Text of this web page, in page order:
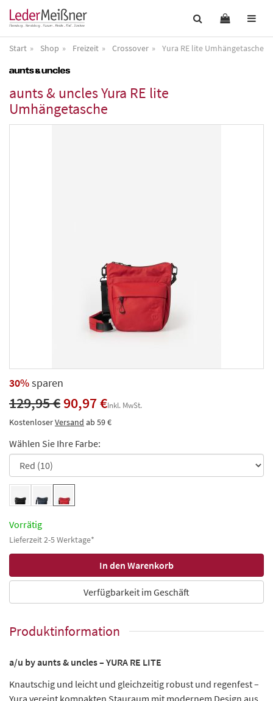
Start Shop Freizeit Crossover Yura RE lite Umhängetasche
aunts & unclesYura RE lite
Umhängetasche
30%sparen
129,95 €90,97 €Inkl. MwSt.
KostenloserVersand ab 59 €
Wählen Sie Ihre Farbe:
Vorrätig
Lieferzeit 2-5 Werktage*
Verfügbarkeit im Geschäft
Produktinformation
a/u by aunts & uncles – YURA RE LITE
Knautschig und leicht und gleichzeitig robust und regenfest –
Yura vereint kompakten Stauraum mit modernem Design aus